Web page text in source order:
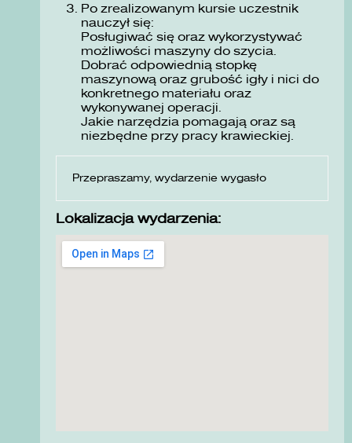
Po zrealizowanym kursie uczestnik
nauczył się:
Posługiwać się oraz wykorzystywać
możliwości maszyny do szycia.
Dobrać odpowiednią stopkę
maszynową oraz grubość igły i nici do
konkretnego materiału oraz
wykonywanej operacji.
Jakie narzędzia pomagają oraz są
niezbędne przy pracy krawieckiej.
Przepraszamy, wydarzenie wygasło
Lokalizacja wydarzenia: